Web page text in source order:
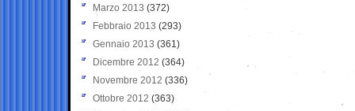
Marzo 2013 (372)
Febbraio 2013 (293)
Gennaio 2013 (361)
Dicembre 2012 (364)
Novembre 2012 (336)
Ottobre 2012 (363)